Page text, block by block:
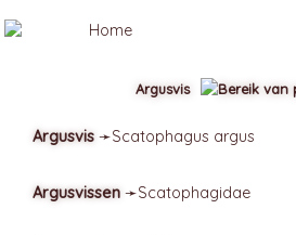
Argusvis ➛Scatophagus argus
Argusvissen ➛Scatophagidae
Argusvis